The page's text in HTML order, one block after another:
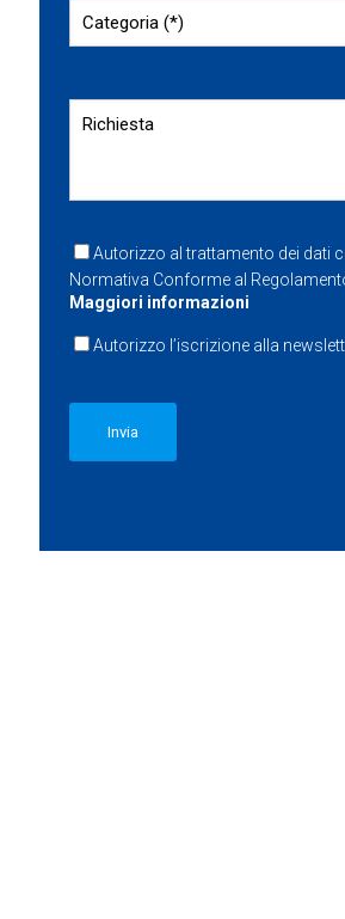
Autorizzo al trattamento dei dati
Normativa Conforme al
Maggiori informazioni
Autorizzo l’iscrizione alla